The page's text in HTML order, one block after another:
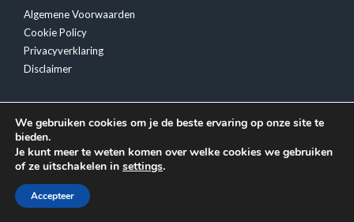
Algemene Voorwaarden
Cookie Policy
Privacyverklaring
Disclaimer
© Copyright
We gebruiken cookies om je de beste ervaring op onze site te
bieden.
Je kunt meer te weten komen over welke cookies we gebruiken
of ze uitschakelen in settings.
Accepteer